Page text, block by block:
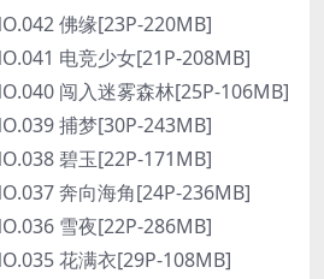
佛缘[23P-220MB]
电竞少女[21P-208MB]
闯入迷雾森林[25P-106MB]
捕梦[30P-243MB]
碧玉[22P-171MB]
奔向海角[24P-236MB]
雪夜[22P-286MB]
花满衣[29P-108MB]